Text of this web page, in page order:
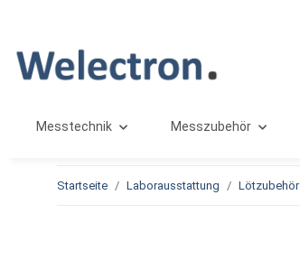
Messtechnik Messzubehör
Startseite Laborausstattung Lötzubehör